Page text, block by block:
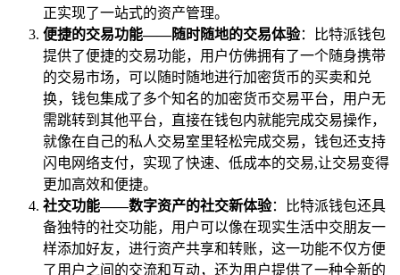
正实现了一站式的资产管理。
便捷的交易功能——随时随地的交易体验：比特派钱包
提供了便捷的交易功能，用户仿佛拥有了一个随身携带
的交易市场，可以随时随地进行加密货币的买卖和兑
换，钱包集成了多个知名的加密货币交易平台，用户无
需跳转到其他平台，直接在钱包内就能完成交易操作，
就像在自己的私人交易室里轻松完成交易，钱包还支持
闪电网络支付，实现了快速、低成本的交易,让交易变得
更加高效和便捷。
社交功能——数字资产的社交新体验：比特派钱包还具
备独特的社交功能，用户可以像在现实生活中交朋友一
样添加好友，进行资产共享和转账，这一功能不仅方便
了用户之间的交流和互动，还为用户提供了一种全新的